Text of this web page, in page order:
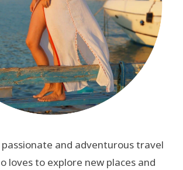
and adventurous travel
loves to explore new places and